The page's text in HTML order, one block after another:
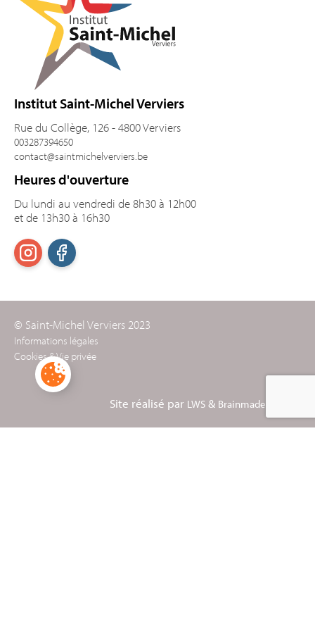
Institut Saint-Michel Verviers
Rue du Collège, 126 - 4800 Verviers
003287394650
contact@saintmichelverviers.be
Heures d'ouverture
Du lundi au vendredi de 8h30 à 12h00
et de 13h30 à 16h30
© Saint-Michel Verviers 2023
Informations légales
Cookies & Vie privée
Site réalisé par LWS & Brainmade Agency